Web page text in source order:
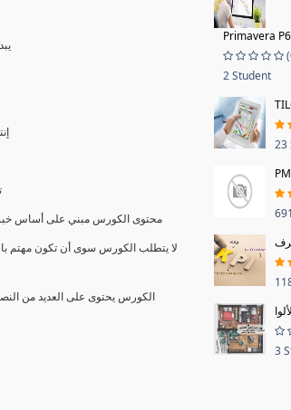
محتوى الكورس مبني على أساس خبرة
لا يتطلب الكورس سوى أن تكون مهتم
الكورس يحتوى على العديد من
Primavera
2 Student
23
3